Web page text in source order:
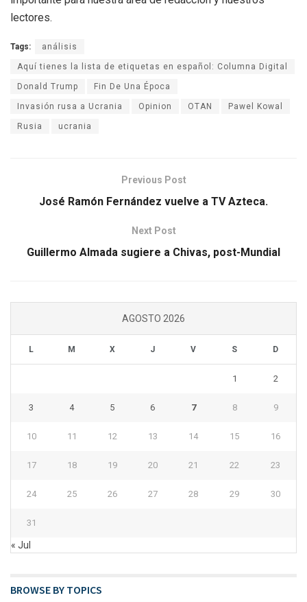
lectores.
Tags: análisis
Aquí tienes la lista de etiquetas en español: Columna Digital
Donald Trump Fin De Una Época
Invasión rusa a Ucrania Opinion OTAN Pawel Kowal
Rusia ucrania
Previous Post
José Ramón Fernández vuelve a TV Azteca.
Next Post
Guillermo Almada sugiere a Chivas, post-Mundial
AGOSTO 2026
L M X J V S D
1 2
3 4 5 6 7 8 9
10 11 12 13 14 15 16
17 18 19 20 21 22 23
24 25 26 27 28 29 30
31
« Jul
BROWSE BY TOPICS